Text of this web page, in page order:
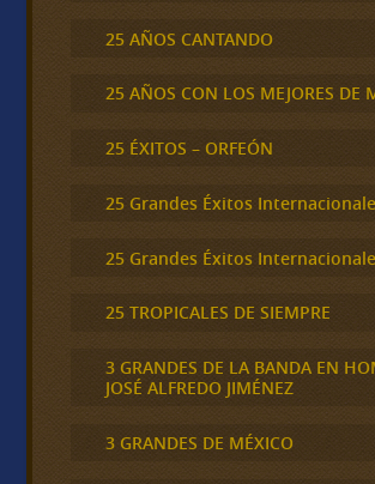
25 AÑOS CANTANDO
25 AÑOS CON LOS MEJORES DE
25 ÉXITOS – ORFEÓN
25 Grandes Éxitos
25 Grandes Éxitos
25 TROPICALES DE SIEMPRE
3 GRANDES DE LA BANDA EN
JOSÉ ALFREDO JIMÉNEZ
3 GRANDES DE MÉXICO